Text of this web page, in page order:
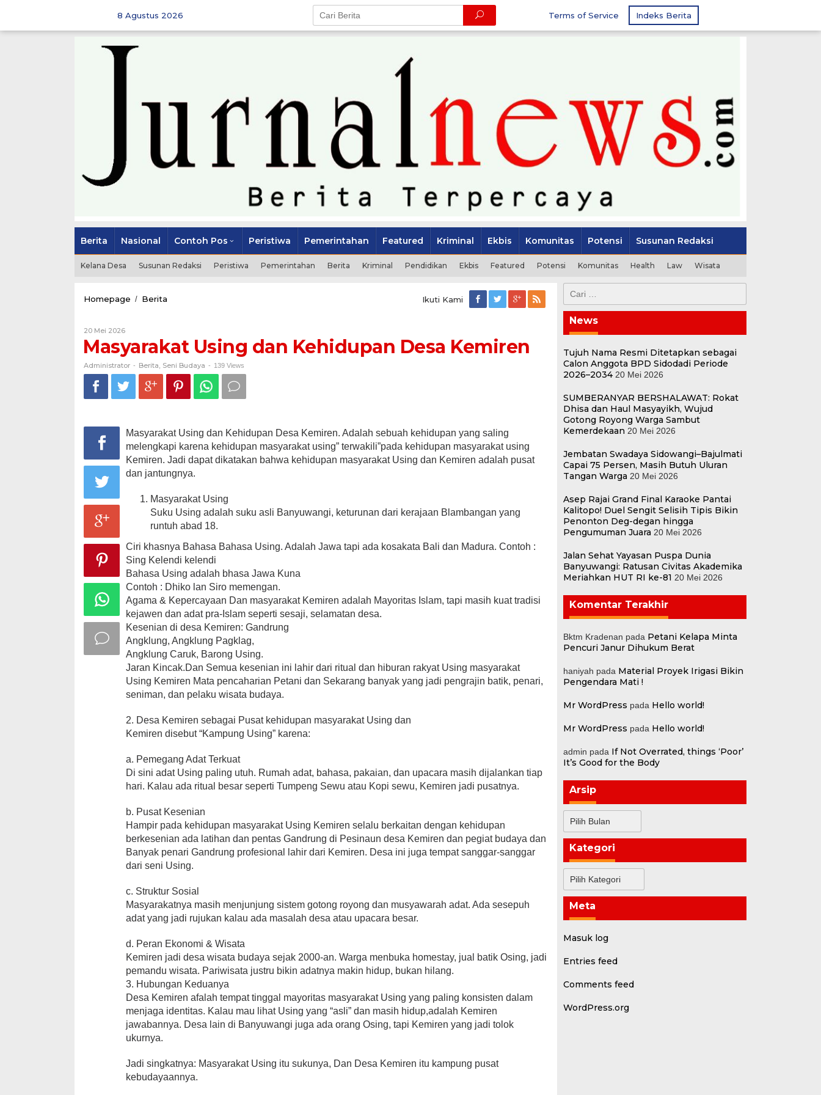
8 Agustus 2026 Terms of Service Indeks Berita
Berita Nasional Contoh Pos Peristiwa Pemerintahan Featured Kriminal Ekbis Komunitas Potensi Susunan Redaksi
Kelana Desa Susunan Redaksi Peristiwa Pemerintahan Berita Kriminal Pendidikan Ekbis Featured Potensi Komunitas Health Law Wisata
Homepage / Berita
Desa
Kemiren
Ikuti Kami
20 Mei 2026Oleh
Administrator
Masyarakat Using dan Kehidupan Desa Kemiren
Administrator - Berita Seni Budaya - 139 Views
Masyarakat Using dan Kehidupan Desa Kemiren. Adalah sebuah kehidupan yang saling
melengkapi karena kehidupan masyarakat using” terwakili”pada kehidupan masyarakat using
Kemiren. Jadi dapat dikatakan bahwa kehidupan masyarakat Using dan Kemiren adalah pusat
dan jantungnya.
Masyarakat Using
Suku Using adalah suku asli Banyuwangi, keturunan dari kerajaan Blambangan yang
runtuh abad 18.
Ciri khasnya Bahasa Bahasa Using. Adalah Jawa tapi ada kosakata Bali dan Madura. Contoh :
Sing Kelendi kelendi
Bahasa Using adalah bhasa Jawa Kuna
Contoh : Dhiko lan Siro memengan.
Agama & Kepercayaan Dan masyarakat Kemiren adalah Mayoritas Islam, tapi masih kuat tradisi
kejawen dan adat pra-Islam seperti sesaji, selamatan desa.
Kesenian di desa Kemiren: Gandrung
Angklung, Angklung Pagklag,
Angklung Caruk, Barong Using.
Jaran Kincak.Dan Semua kesenian ini lahir dari ritual dan hiburan rakyat Using masyarakat
Using Kemiren Mata pencaharian Petani dan Sekarang banyak yang jadi pengrajin batik, penari,
seniman, dan pelaku wisata budaya.
2. Desa Kemiren sebagai Pusat kehidupan masyarakat Using dan
Kemiren disebut “Kampung Using” karena:
a. Pemegang Adat Terkuat
Di sini adat Using paling utuh. Rumah adat, bahasa, pakaian, dan upacara masih dijalankan tiap
hari. Kalau ada ritual besar seperti Tumpeng Sewu atau Kopi sewu, Kemiren jadi pusatnya.
b. Pusat Kesenian
Hampir pada kehidupan masyarakat Using Kemiren selalu berkaitan dengan kehidupan
berkesenian ada latihan dan pentas Gandrung di Pesinaun desa Kemiren dan pegiat budaya dan
Banyak penari Gandrung profesional lahir dari Kemiren. Desa ini juga tempat sanggar-sanggar
dari seni Using.
c. Struktur Sosial
Masyarakatnya masih menjunjung sistem gotong royong dan musyawarah adat. Ada sesepuh
adat yang jadi rujukan kalau ada masalah desa atau upacara besar.
d. Peran Ekonomi & Wisata
Kemiren jadi desa wisata budaya sejak 2000-an. Warga menbuka homestay, jual batik Osing, jadi
pemandu wisata. Pariwisata justru bikin adatnya makin hidup, bukan hilang.
3. Hubungan Keduanya
Desa Kemiren afalah tempat tinggal mayoritas masyarakat Using yang paling konsisten dalam
menjaga identitas. Kalau mau lihat Using yang “asli” dan masih hidup,adalah Kemiren
jawabannya. Desa lain di Banyuwangi juga ada orang Osing, tapi Kemiren yang jadi tolok
ukurnya.
Jadi singkatnya: Masyarakat Using itu sukunya, Dan Desa Kemiren itu kampung pusat
kebudayaannya.
untuk:
News
Tujuh Nama Resmi Ditetapkan sebagai
Calon Anggota BPD Sidodadi Periode
2026–2034 20 Mei 2026
SUMBERANYAR BERSHALAWAT: Rokat
Dhisa dan Haul Masyayikh, Wujud
Gotong Royong Warga Sambut
Kemerdekaan 20 Mei 2026
Jembatan Swadaya Sidowangi–Bajulmati
Capai 75 Persen, Masih Butuh Uluran
Tangan Warga 20 Mei 2026
Asep Rajai Grand Final Karaoke Pantai
Kalitopo! Duel Sengit Selisih Tipis Bikin
Penonton Deg-degan hingga
Pengumuman Juara 20 Mei 2026
Jalan Sehat Yayasan Puspa Dunia
Banyuwangi: Ratusan Civitas Akademika
Meriahkan HUT RI ke-81 20 Mei 2026
Komentar Terakhir
Bktm Kradenan pada Petani Kelapa Minta
Pencuri Janur Dihukum Berat
haniyah pada Material Proyek Irigasi Bikin
Pengendara Mati !
Mr WordPress pada Hello world!
Mr WordPress pada Hello world!
admin pada If Not Overrated, things ‘Poor’
It’s Good for the Body
Arsip
Kategori
Meta
Masuk log
Entries feed
Comments feed
WordPress.org